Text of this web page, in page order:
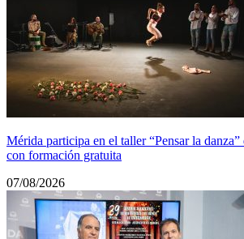
Mérida participa en el taller “Pensar la
con formación gratuita
07/08/2026